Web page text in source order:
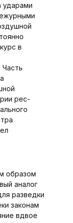
ударами
в
рес­
образом
аналог
разведки
законам
вдвое